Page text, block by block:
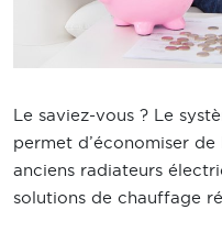
Le saviez-vous ? Le
permet d’économiser
anciens radiateurs
solutions de chauffage